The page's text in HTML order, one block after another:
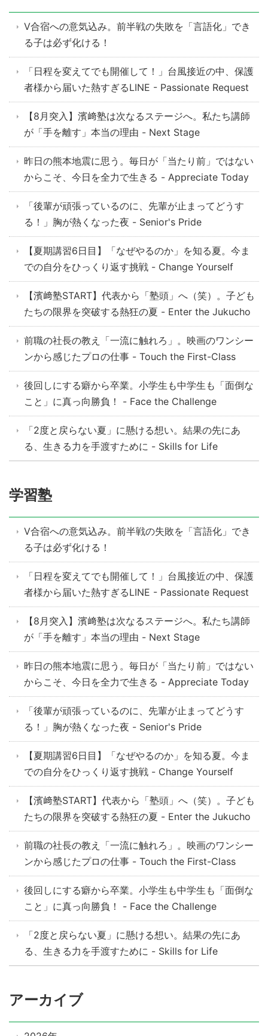
V合宿への意気込み。前半戦の失敗を「言語化」でき
る子は必ず化ける！
「日程を変えてでも開催して！」台風接近の中、保護
者様から届いた熱すぎるLINE - Passionate Request
【8月突入】濱﨑塾は次なるステージへ。私たち講師
が「手を離す」本当の理由 - Next Stage
昨日の熊本地震に思う。毎日が「当たり前」ではない
からこそ、今日を全力で生きる - Appreciate Today
「後輩が頑張っているのに、先輩が止まってどうす
る！」胸が熱くなった夜 - Senior's Pride
【夏期講習6日目】「なぜやるのか」を知る夏。今ま
での自分をひっくり返す挑戦 - Change Yourself
【濱﨑塾START】代表から「塾頭」へ（笑）。子ども
たちの限界を突破する熱狂の夏 - Enter the Jukucho
前職の社長の教え「一流に触れろ」。映画のワンシー
ンから感じたプロの仕事 - Touch the First-Class
後回しにする癖から卒業。小学生も中学生も「面倒な
こと」に真っ向勝負！ - Face the Challenge
「2度と戻らない夏」に懸ける想い。結果の先にあ
る、生きる力を手渡すために - Skills for Life
学習塾
V合宿への意気込み。前半戦の失敗を「言語化」でき
る子は必ず化ける！
「日程を変えてでも開催して！」台風接近の中、保護
者様から届いた熱すぎるLINE - Passionate Request
【8月突入】濱﨑塾は次なるステージへ。私たち講師
が「手を離す」本当の理由 - Next Stage
昨日の熊本地震に思う。毎日が「当たり前」ではない
からこそ、今日を全力で生きる - Appreciate Today
「後輩が頑張っているのに、先輩が止まってどうす
る！」胸が熱くなった夜 - Senior's Pride
【夏期講習6日目】「なぜやるのか」を知る夏。今ま
での自分をひっくり返す挑戦 - Change Yourself
【濱﨑塾START】代表から「塾頭」へ（笑）。子ども
たちの限界を突破する熱狂の夏 - Enter the Jukucho
前職の社長の教え「一流に触れろ」。映画のワンシー
ンから感じたプロの仕事 - Touch the First-Class
後回しにする癖から卒業。小学生も中学生も「面倒な
こと」に真っ向勝負！ - Face the Challenge
「2度と戻らない夏」に懸ける想い。結果の先にあ
る、生きる力を手渡すために - Skills for Life
アーカイブ